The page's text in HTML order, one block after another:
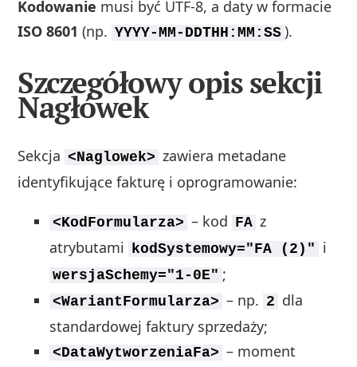
Kodowanie musi być UTF-8, a daty w formacie
ISO 8601 (np. YYYY-MM-DDTHH:MM:SS ).
Szczegółowy opis sekcji
Nagłówek
Sekcja <Naglowek> zawiera metadane
identyfikujące fakturę i oprogramowanie:
<KodFormularza> – kod FA z
atrybutami kodSystemowy="FA (2)" i
wersjaSchemy="1-0E" ;
<WariantFormularza> – np. 2 dla
standardowej faktury sprzedaży;
<DataWytworzeniaFa> – moment